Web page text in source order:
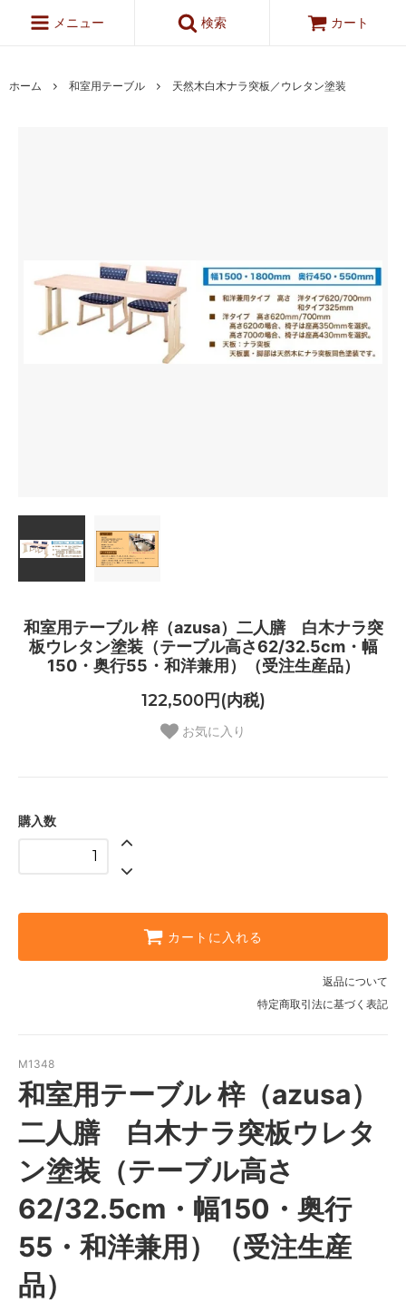
メニュー 検索 カート
ホーム 和室用テーブル 天然木白木ナラ突板／ウレタン塗装
和室用テーブル 梓（azusa）二人膳 白木ナラ突
板ウレタン塗装（テーブル高さ62/32.5cm・幅
150・奥行55・和洋兼用）（受注生産品）
122,500円(内税)
お気に入り
購入数
カートに入れる
返品について
特定商取引法に基づく表記
M1348
和室用テーブル 梓（azusa）
二人膳 白木ナラ突板ウレタ
ン塗装（テーブル高さ
62/32.5cm・幅150・奥行
55・和洋兼用）（受注生産
品）